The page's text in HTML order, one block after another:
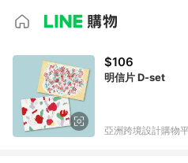
$106
明信片 D-set
亞洲跨境設計購物